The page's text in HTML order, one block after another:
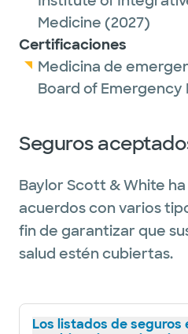
Medicine (2027)
Certificaciones
Medicina de
Board of Emergency
Seguros
Baylor Scott & White
acuerdos con varios
fin de garantizar que
salud estén cubiertas.
Los listados de seguros